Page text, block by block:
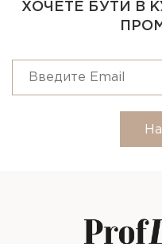
ХОЧЕТЕ БУТИ В